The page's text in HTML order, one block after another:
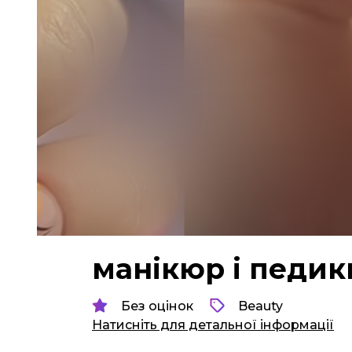
манікюр і
Без оцінок
Beauty
Натисніть для детальної інформації